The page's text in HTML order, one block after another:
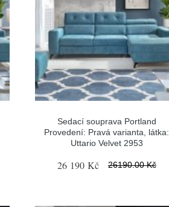
Sedací souprava Portland
Provedení: Pravá varianta, látka:
Uttario Velvet 2953
26 190 Kč 26190.00 Kč